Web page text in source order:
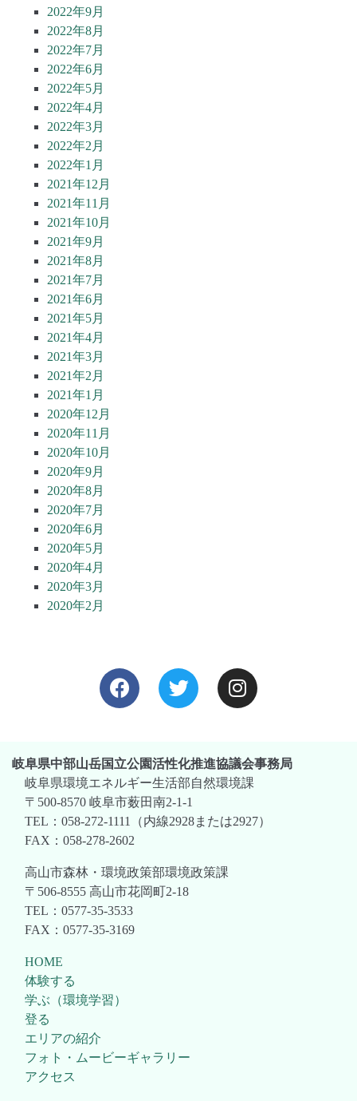
2022年9月
2022年8月
2022年7月
2022年6月
2022年5月
2022年4月
2022年3月
2022年2月
2022年1月
2021年12月
2021年11月
2021年10月
2021年9月
2021年8月
2021年7月
2021年6月
2021年5月
2021年4月
2021年3月
2021年2月
2021年1月
2020年12月
2020年11月
2020年10月
2020年9月
2020年8月
2020年7月
2020年6月
2020年5月
2020年4月
2020年3月
2020年2月
岐阜県中部山岳国立公園活性化推進協議会事務局
岐阜県環境エネルギー生活部自然環境課
〒500-8570 岐阜市薮田南2-1-1
TEL：058-272-1111（内線2928または2927）
FAX：058-278-2602
高山市森林・環境政策部環境政策課
〒506-8555 高山市花岡町2-18
TEL：0577-35-3533
FAX：0577-35-3169
HOME
体験する
学ぶ（環境学習）
登る
エリアの紹介
フォト・ムービーギャラリー
アクセス